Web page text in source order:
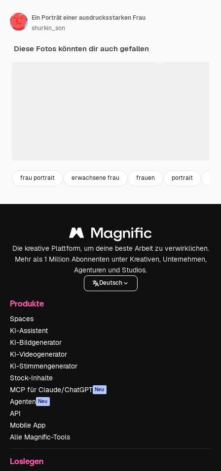
Ein Porträt einer ausdrucksstarken Frau
shurkin_son
Diese Fotos könnten dir auch gefallen
frau portrait erwachsene frau frauen portrait
Die kreative Plattform, um deine beste Arbeit zu verwirklichen.
Mehr als 1 Million Abonnenten unter Kreativen, Unternehmen,
Agenturen und Studios.
Deutsch
Produkte
Spaces
KI-Assistent
KI-Bildgenerator
KI-Videogenerator
KI-Stimmengenerator
Stock-Inhalte
MCP für Claude/ChatGPT Neu
Agenten Neu
API
Mobile App
Alle Magnific-Tools
Loslegen